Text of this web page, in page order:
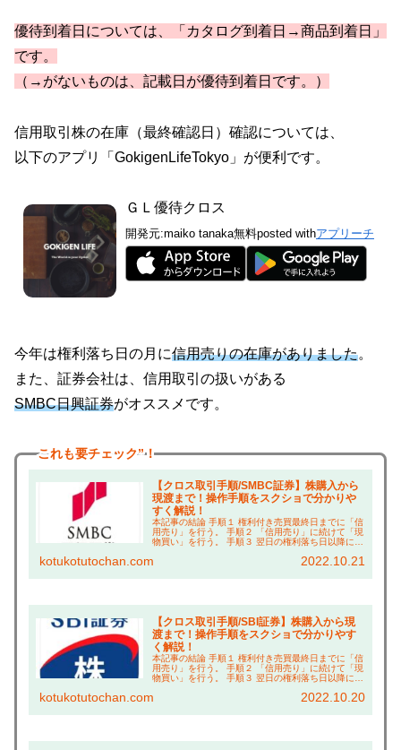
優待到着日については、「カタログ到着日→商品到着日」
です。
（→がないものは、記載日が優待到着日です。）
信用取引株の在庫（最終確認日）確認については、
以下のアプリ「GokigenLifeTokyo」が便利です。
ＧＬ優待クロス
開発元:maiko tanaka無料posted withアプリーチ
今年は権利落ち日の月に信用売りの在庫がありました。
また、証券会社は、信用取引の扱いがある
SMBC日興証券がオススメです。
これも要チェック”！
【クロス取引手順/SMBC証券】株購入から
現渡まで！操作手順をスクショで分かりや
すく解説！
本記事の結論 手順１ 権利付き売買最終日までに「信
用売り」を行う。 手順２ 「信用売り」に続けて「現
物買い」を行う。 手順３ 翌日の権利落ち日以降に現
う。 こんにちは、コツコツ父ちゃんです。本ブロ...
kotukotutochan.com 2022.10.21
【クロス取引手順/SBI証券】株購入から現
渡まで！操作手順をスクショで分かりやす
く解説！
本記事の結論 手順１ 権利付き売買最終日までに「信
用売り」を行う。 手順２ 「信用売り」に続けて「現
物買い」を行う。 手順３ 翌日の権利落ち日以降に現
う。 こんにちは、コツコツ父ちゃんです。本ブロ...
kotukotutochan.com 2022.10.20